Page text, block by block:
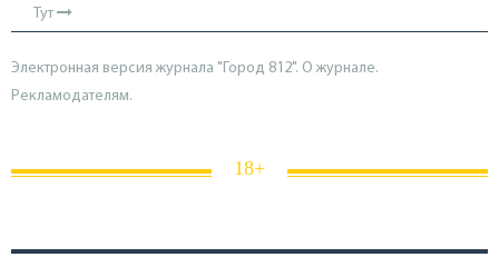
Тут
Электронная версия журнала "Город 812". О журнале.
Рекламодателям.
18+